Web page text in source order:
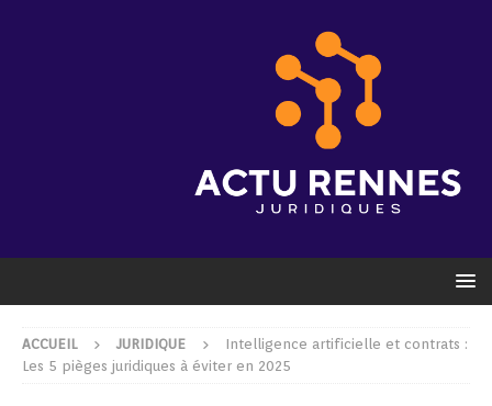
ACCUEIL JURIDIQUE
Intelligence artificielle et contrats :
Les 5 pièges juridiques à éviter en 2025